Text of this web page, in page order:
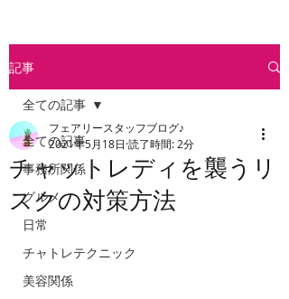
記事
全ての記事
事務所関係
グルメ
日常
チャトレテクニック
美容関係
全ての記事
チャットレディを襲うリ
スクの対策方法
フェアリースタッフブログ♪
2021年5月18日 読了時間: 2分